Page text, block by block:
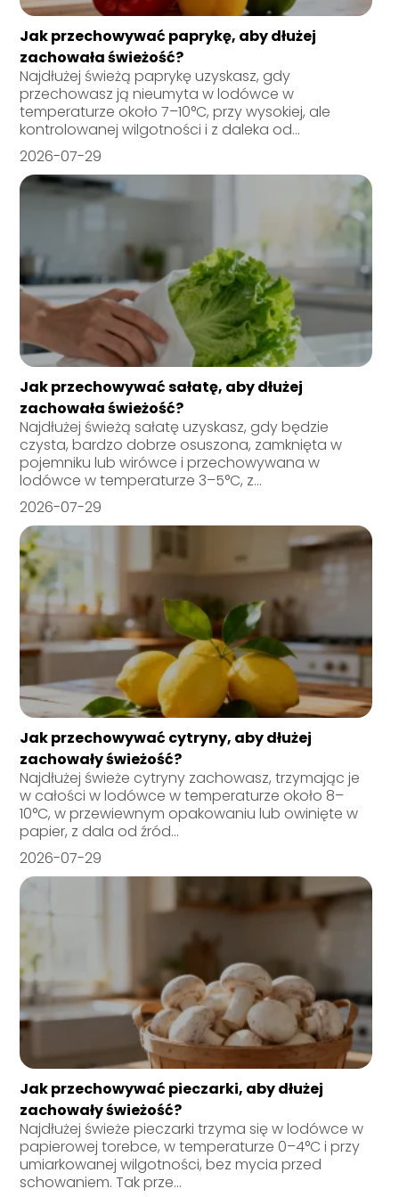
Jak przechowywać paprykę, aby dłużej
zachowała świeżość?
Najdłużej świeżą paprykę uzyskasz, gdy
przechowasz ją nieumyta w lodówce w
temperaturze około 7–10°C, przy wysokiej, ale
kontrolowanej wilgotności i z daleka od...
2026-07-29
Jak przechowywać sałatę, aby dłużej
zachowała świeżość?
Najdłużej świeżą sałatę uzyskasz, gdy będzie
czysta, bardzo dobrze osuszona, zamknięta w
pojemniku lub wirówce i przechowywana w
lodówce w temperaturze 3–5°C, z...
2026-07-29
Jak przechowywać cytryny, aby dłużej
zachowały świeżość?
Najdłużej świeże cytryny zachowasz, trzymając je
w całości w lodówce w temperaturze około 8–
10°C, w przewiewnym opakowaniu lub owinięte w
papier, z dala od źród...
2026-07-29
Jak przechowywać pieczarki, aby dłużej
zachowały świeżość?
Najdłużej świeże pieczarki trzyma się w lodówce w
papierowej torebce, w temperaturze 0–4°C i przy
umiarkowanej wilgotności, bez mycia przed
schowaniem. Tak prze...